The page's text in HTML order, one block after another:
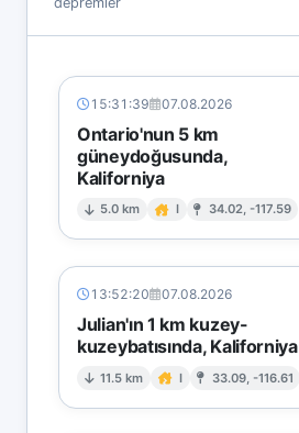
15:31:39 07.08.2026
Ontario'nun 5 km
güneydoğusunda,
Kaliforniya
5.0 km I 34.02, -117.59
13:52:20 07.08.2026
Julian'ın 1 km kuzey-
kuzeybatısında, Kaliforniya
11.5 km I 33.09, -116.61